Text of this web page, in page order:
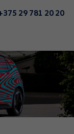
29 781 20 20